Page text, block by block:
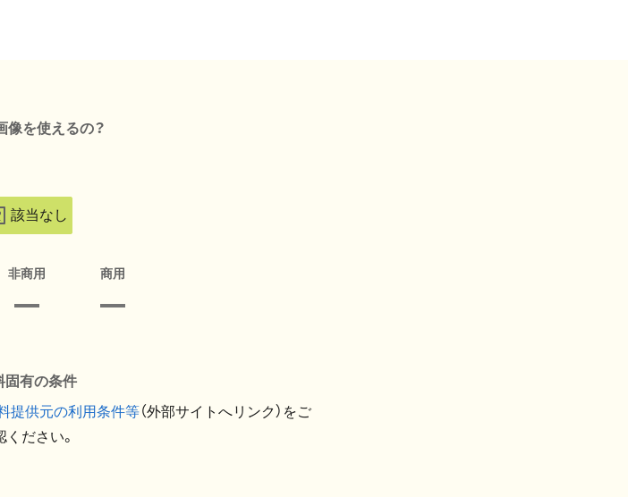
像を使えるの？
該当なし
非商用 商用
固有の条件
提供元の利用条件等（外部サイトへリンク）をご
ください。